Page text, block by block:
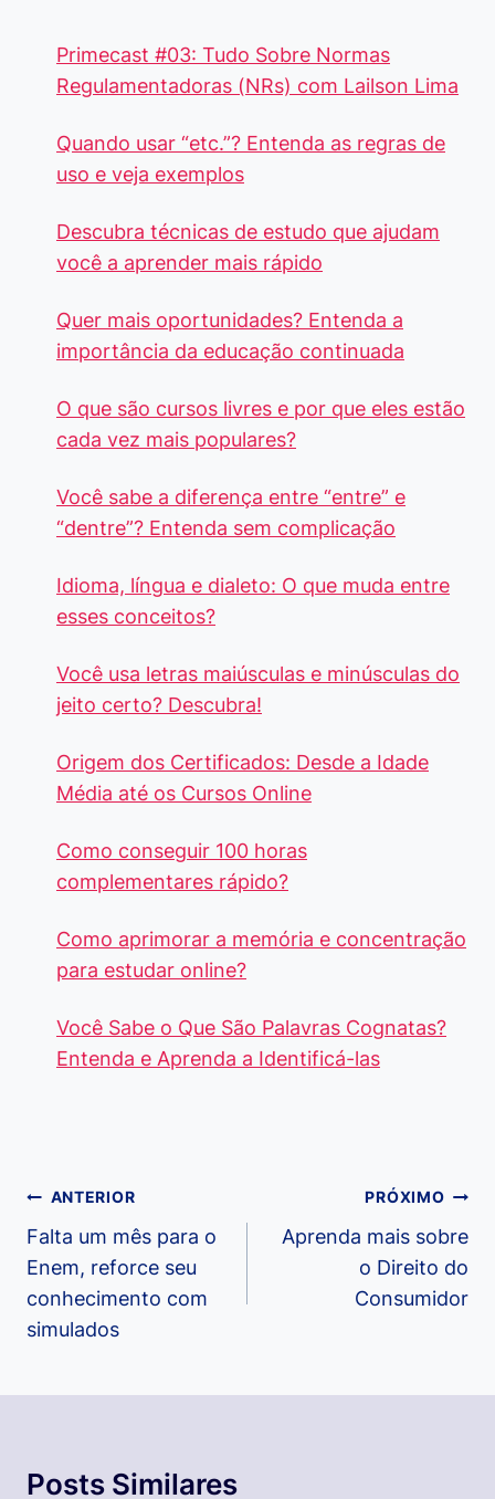
Primecast #03: Tudo Sobre Normas
Regulamentadoras (NRs) com Lailson Lima
Quando usar “etc.”? Entenda as regras de
uso e veja exemplos
Descubra técnicas de estudo que ajudam
você a aprender mais rápido
Quer mais oportunidades? Entenda a
importância da educação continuada
O que são cursos livres e por que eles estão
cada vez mais populares?
Você sabe a diferença entre “entre” e
“dentre”? Entenda sem complicação
Idioma, língua e dialeto: O que muda entre
esses conceitos?
Você usa letras maiúsculas e minúsculas do
jeito certo? Descubra!
Origem dos Certificados: Desde a Idade
Média até os Cursos Online
Como conseguir 100 horas
complementares rápido?
Como aprimorar a memória e concentração
para estudar online?
Você Sabe o Que São Palavras Cognatas?
Entenda e Aprenda a Identificá-las
Navegação
de
Post
ANTERIOR
Falta um mês para o
Enem, reforce seu
conhecimento com
simulados
PRÓXIMO
Aprenda mais sobre
o Direito do
Consumidor
Posts Similares